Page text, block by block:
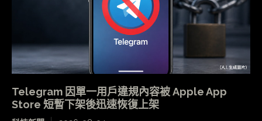
Telegram 因單一用戶違規內容被 Apple App
Store 短暫下架後迅速恢復上架